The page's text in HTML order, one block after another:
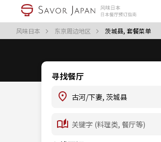
风味日本 东京周边地区 茨城县, 套餐菜单
寻找餐厅